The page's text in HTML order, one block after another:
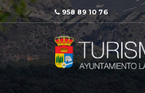
958 89 10 76